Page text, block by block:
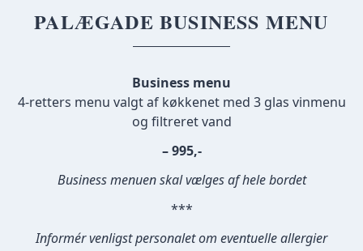
PALÆGADE BUSINESS MENU
Business menu
4-retters menu valgt af køkkenet med 3 glas vinmenu
og filtreret vand
– 995,-
Business menuen skal vælges af hele bordet
***
Informér venligst personalet om eventuelle allergier